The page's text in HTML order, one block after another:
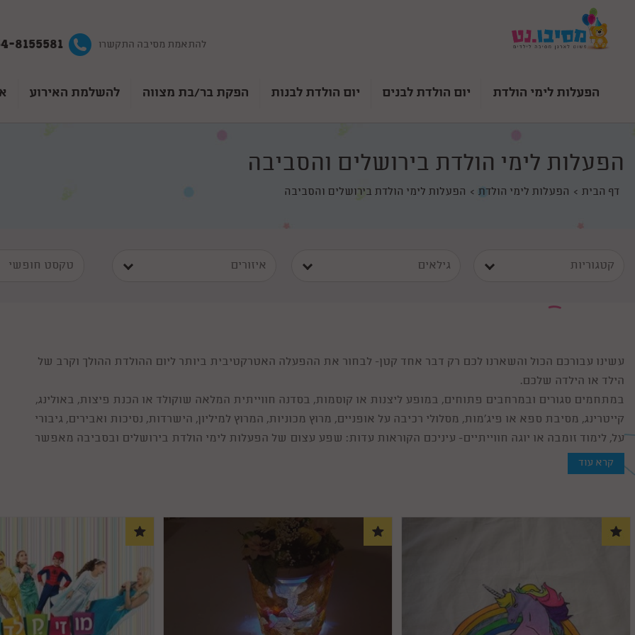
8155581 להתאמת מסיבה התקשרו
הפעלות לימי הולדת יום הולדת לבנים יום הולדת לבנות הפקת בר/בת מצווה להשלמת האירוע
הפעלות לימי הולדת בירושלים והסביבה
דף הבית הפעלות לימי הולדת הפעלות לימי הולדת בירושלים והסביבה
קטגוריות גילאים איזורים
עשינו עבורכם הכול והשארנו לכם רק דבר אחד קטן- לבחור את ההפעלה האטרקטיבית ביותר ליום ההולדת ההולך וקרב של
הילד או הילדה שלכם.
במתחמים סגורים ובמרחבים פתוחים, במופע ליצנות או קוסמות, בסדנה חווייתית המלאה שוקולד או הכנת פיצות, באולינג,
קייטרינג, מסיבת ספא או פיג'מות, מסלולי רכיבה על אופניים, מרוץ מכוניות, המרוץ למיליון, הישרדות, נסיכות ואבירים, גיבורי
על, לימוד זומבה או יוגה חווייתיים- עיניכם הקוראות עדות: שפע עצום של הפעלות לימי הולדת בירושלים ובסביבה מאפשר
לכם בחירה על פי הטעם, התקציב ובעיקר לפי הייחוד, השוני והריגוש שההפעלה עשויה לעורר בקרב הילדים.
יום הולדת שכוללת הפעלה מקצועית של מפעילים המאומנים ומיומנים בהעשרת ימי הולדת לילדים ובגרימת שמחה להם היא
לקבל הצעות להפעלות המתאימות לגיל, חוות דעת על ההפעלה והמלצות עליה. את המחיר תסגרו ישירות מול המפעילים ואם
תרצו ייעוץ שלנו- אנחנו לרשותכם, נגישים וזמינים באתר האולטימטיבי לאטרקציות והפעלות לימי הולדת ולאירועים משמחים
קרא עוד